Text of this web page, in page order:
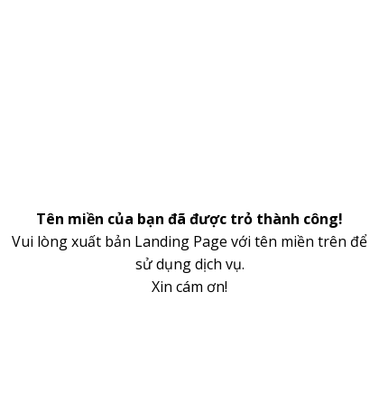
Tên miền của bạn đã được trỏ thành công!
Vui lòng xuất bản Landing Page với tên miền trên để
sử dụng dịch vụ.
Xin cám ơn!